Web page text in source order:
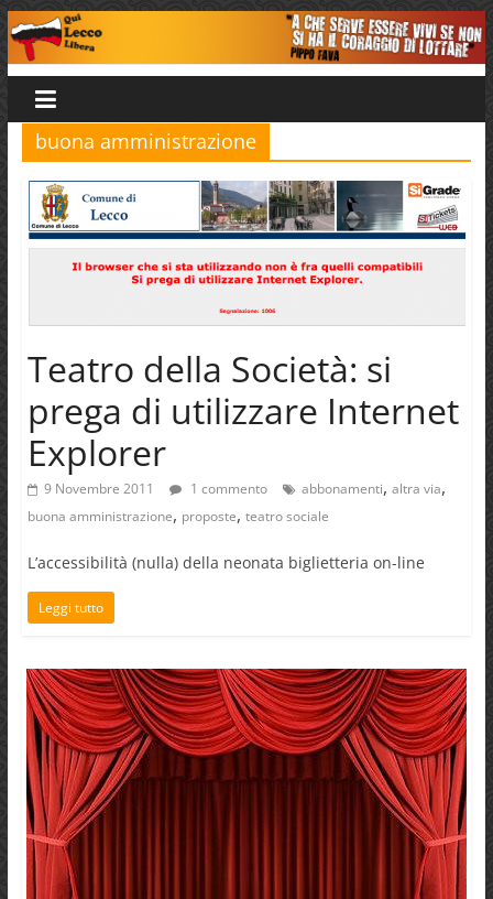
Salta
al
contenuto
Qui
Lecco
Libera
buona amministrazione
Teatro della Società: si
prega di utilizzare Internet
Explorer
9 Novembre 2011 1 commento abbonamenti, altra via,
buona amministrazione, proposte, teatro sociale
L’accessibilità (nulla) della neonata biglietteria on-line
Leggi tutto